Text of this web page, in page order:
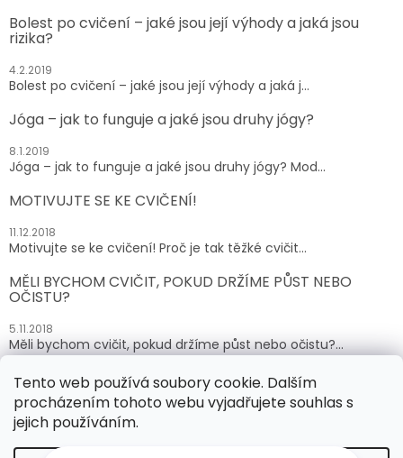
Tento web používá soubory cookie. Dalším
procházením tohoto webu vyjadřujete souhlas s
jejich používáním.
Bolest po cvičení – jaké jsou její výhody a jaká jsou
rizika?
4.2.2019
Bolest po cvičení – jaké jsou její výhody a jaká j...
Jóga – jak to funguje a jaké jsou druhy jógy?
8.1.2019
Jóga – jak to funguje a jaké jsou druhy jógy? Mod...
MOTIVUJTE SE KE CVIČENÍ!
11.12.2018
Motivujte se ke cvičení! Proč je tak těžké cvičit...
MĚLI BYCHOM CVIČIT, POKUD DRŽÍME PŮST NEBO
OČISTU?
5.11.2018
Měli bychom cvičit, pokud držíme půst nebo očistu?...
ARCHIV